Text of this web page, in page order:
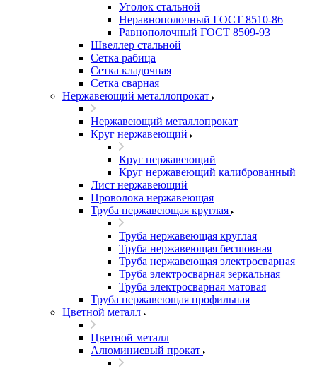
Уголок стальной
Неравнополочный ГОСТ 8510-86
Равнополочный ГОСТ 8509-93
Швеллер стальной
Сетка рабица
Сетка кладочная
Сетка сварная
Нержавеющий металлопрокат
Нержавеющий металлопрокат
Круг нержавеющий
Круг нержавеющий
Круг нержавеющий калиброванный
Лист нержавеющий
Проволока нержавеющая
Труба нержавеющая круглая
Труба нержавеющая круглая
Труба нержавеющая бесшовная
Труба нержавеющая электросварная
Труба электросварная зеркальная
Труба электросварная матовая
Труба нержавеющая профильная
Цветной металл
Цветной металл
Алюминиевый прокат